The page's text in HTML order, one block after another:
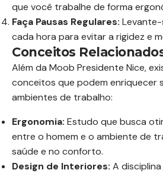
que você trabalhe de forma
Faça Pausas Regulares:
cada hora para evitar a rigidez e
Conceitos
Além da Moob Presidente Nice,
conceitos que podem enriquecer
ambientes de trabalho:
Ergonomia: Estudo que busca
entre o homem e o ambiente de
saúde e no conforto.
Design de Interiores: A